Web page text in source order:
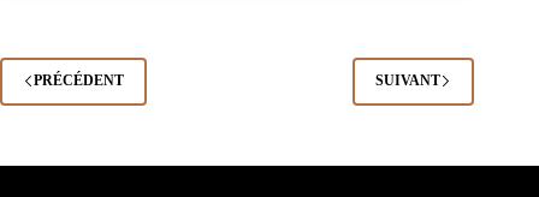
PRÉCÉDENT SUIVANT